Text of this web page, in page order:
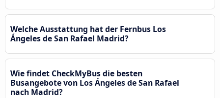
Welche Ausstattung hat der Fernbus Los
Ángeles de San Rafael Madrid?
Wie findet CheckMyBus die besten
Busangebote von Los Ángeles de San Rafael
nach Madrid?